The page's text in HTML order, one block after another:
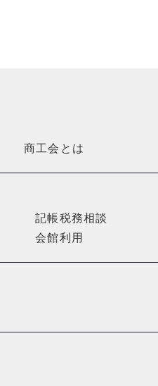
商工会とは
記帳税務相談
会館利用